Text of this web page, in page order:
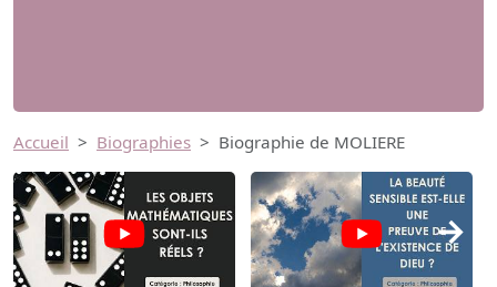
Accueil Biographies Biographie de MOLIERE
→